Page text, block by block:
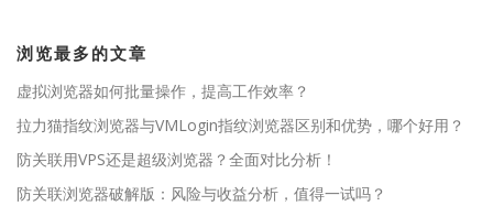
浏览最多的文章
虚拟浏览器如何批量操作，提高工作效率？
拉力猫指纹浏览器与VMLogin指纹浏览器区别和优势，哪个好用？
防关联用VPS还是超级浏览器？全面对比分析！
防关联浏览器破解版：风险与收益分析，值得一试吗？